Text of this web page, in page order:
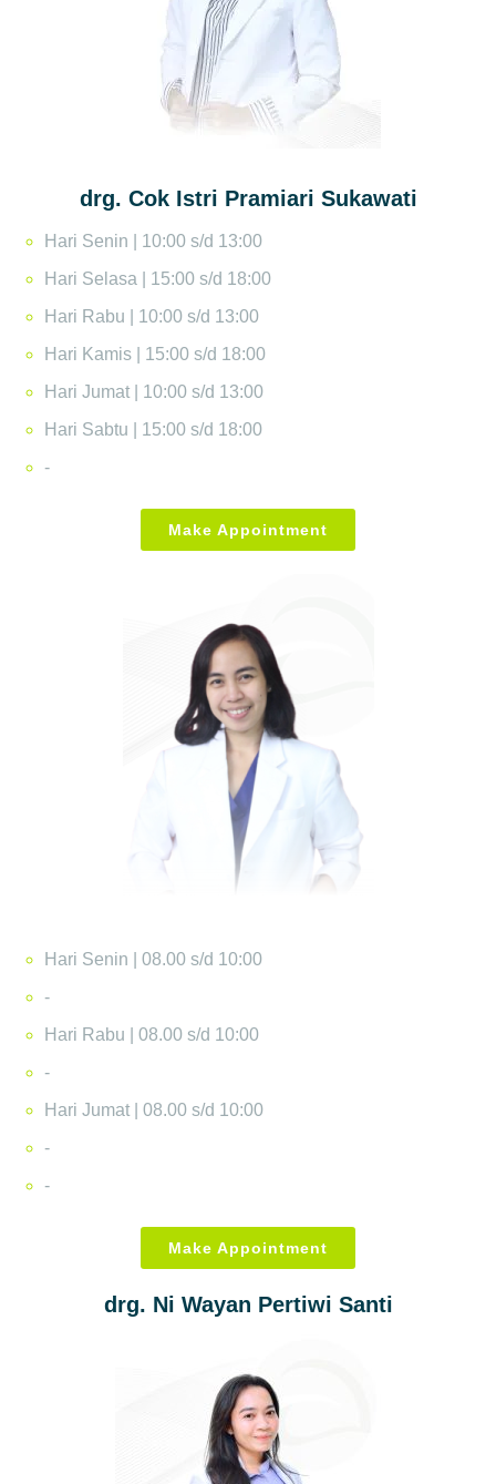
drg. Cok Istri Pramiari Sukawati
Hari Senin | 10:00 s/d 13:00
Hari Selasa | 15:00 s/d 18:00
Hari Rabu | 10:00 s/d 13:00
Hari Kamis | 15:00 s/d 18:00
Hari Jumat | 10:00 s/d 13:00
Hari Sabtu | 15:00 s/d 18:00
-
Make Appointment
Hari Senin | 08.00 s/d 10:00
-
Hari Rabu | 08.00 s/d 10:00
-
Hari Jumat | 08.00 s/d 10:00
-
-
Make Appointment
drg. Ni Wayan Pertiwi Santi